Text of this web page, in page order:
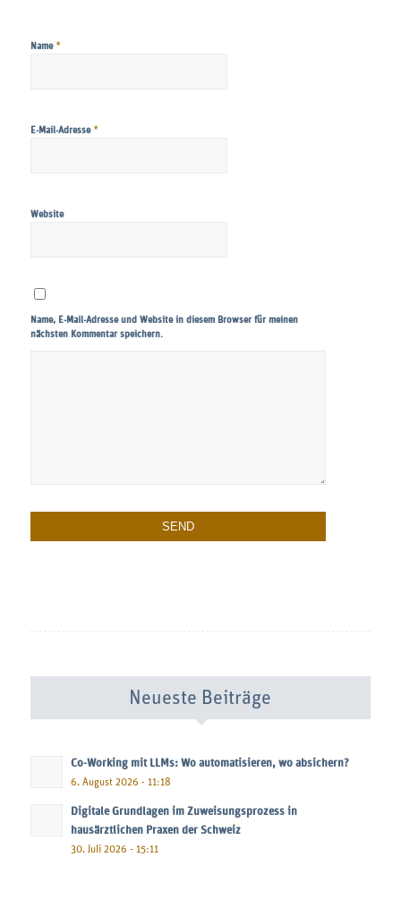
Name *
E-Mail-Adresse *
Website
Name, E-Mail-Adresse und Website in diesem Browser für meinen
nächsten Kommentar speichern.
Neueste Beiträge
Co-Working mit LLMs: Wo automatisieren, wo absichern?
6. August 2026 - 11:18
Digitale Grundlagen im Zuweisungsprozess in
hausärztlichen Praxen der Schweiz
30. Juli 2026 - 15:11